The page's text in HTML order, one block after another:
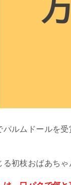
パルムドールを
初枝おばあち